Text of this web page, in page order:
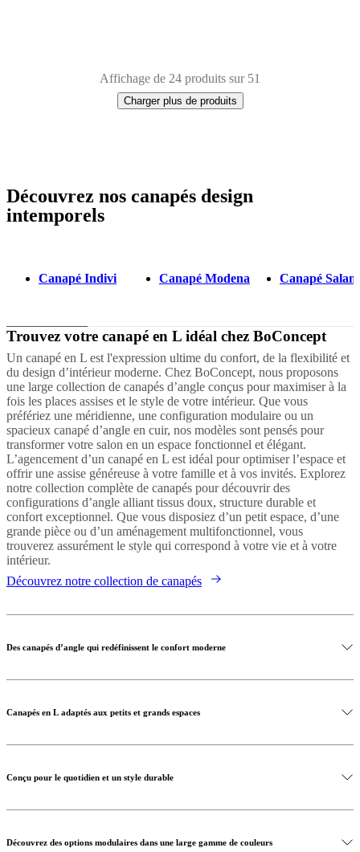
Affichage de 24 produits sur 51
Charger plus de produits
Next
page
BeigeMarronVert BleuGrisNoirBlancRougeJaune
Découvrez nos canapés design
intemporels
Canapé Indivi Canapé Modena Canapé
Trouvez votre canapé en L idéal chez BoConcept
Un canapé en L est l'expression ultime du confort, de la flexibilité et
du design d’intérieur moderne. Chez BoConcept, nous proposons
une large collection de canapés d’angle conçus pour maximiser à la
fois les places assises et le style de votre intérieur. Que vous
préfériez une méridienne, une configuration modulaire ou un
spacieux canapé d’angle en cuir, nos modèles sont pensés pour
transformer votre salon en un espace fonctionnel et élégant.
L’agencement d’un canapé en L est idéal pour optimiser l’espace et
offrir une assise généreuse à votre famille et à vos invités. Explorez
notre collection complète de canapés pour découvrir des
configurations d’angle alliant tissus doux, structure durable et
confort exceptionnel. Que vous disposiez d’un petit espace, d’une
grande pièce ou d’un aménagement multifonctionnel, vous
trouverez assurément le style qui correspond à votre vie et à votre
intérieur.
Découvrez notre collection de canapés
Des canapés d’angle qui redéfinissent le confort moderne
Canapés en L adaptés aux petits et grands espaces
Conçu pour le quotidien et un style durable
Découvrez des options modulaires dans une large gamme de couleurs